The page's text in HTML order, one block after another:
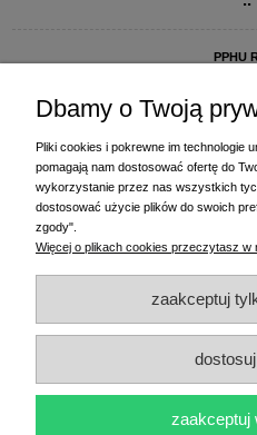
PPHU
ul. Starogardzka 77
+48 58 770 31
+48 58 770 31 83-
- Krzysztof -
(+48) 602 794 901- Sebastian - wyceny
Dbamy o Twoją
Pliki cookies i pokrewne im technologie
pomagają nam dostosować ofertę do
wykorzystanie przez nas wszystkich
dostosować użycie plików do swoich
zgody".
Więcej o plikach cookies przeczytasz w
zaakceptuj
zaakceptuj